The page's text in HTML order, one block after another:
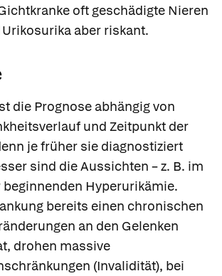
oft geschädigte Nieren
aber riskant.
die Prognose abhängig von
und Zeitpunkt der
je früher sie diagnostiziert
sind die Aussichten – z. B. im
Hyperurikämie.
bereits einen chronischen
an den Gelenken
drohen massive
(Invalidität), bei